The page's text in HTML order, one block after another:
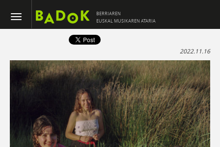
BERRIAREN
EUSKAL MUSIKAREN ATARIA
2022.11.16